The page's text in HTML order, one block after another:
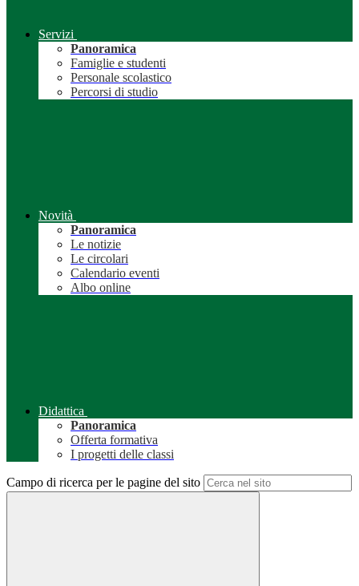
Servizi
Panoramica
Famiglie e studenti
Personale scolastico
Percorsi di studio
Novità
Panoramica
Le notizie
Le circolari
Calendario eventi
Albo online
Didattica
Panoramica
Offerta formativa
I progetti delle classi
Campo di ricerca per le pagine del sito